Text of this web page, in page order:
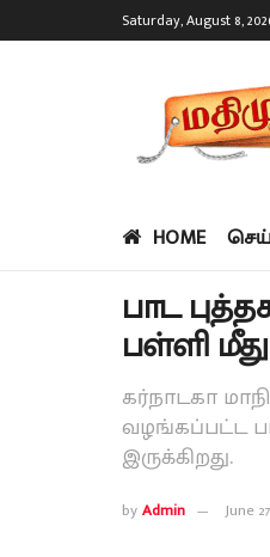
Saturday, August 8,
HOME
பாட
பள்ளி மீது
கர்நாடகா
வழங்கப்பட்ட
இருக்கிறது.
byAdmin June